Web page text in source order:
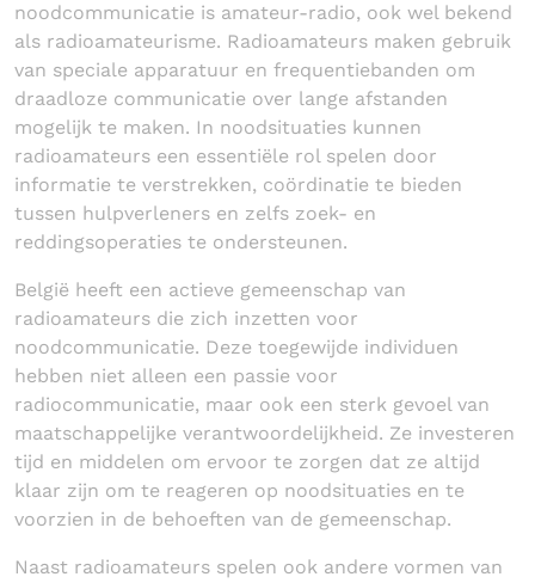
noodcommunicatie is amateur-radio, ook wel bekend
als radioamateurisme. Radioamateurs maken gebruik
van speciale apparatuur en frequentiebanden om
draadloze communicatie over lange afstanden
mogelijk te maken. In noodsituaties kunnen
radioamateurs een essentiële rol spelen door
informatie te verstrekken, coördinatie te bieden
tussen hulpverleners en zelfs zoek- en
reddingsoperaties te ondersteunen.
België heeft een actieve gemeenschap van
radioamateurs die zich inzetten voor
noodcommunicatie. Deze toegewijde individuen
hebben niet alleen een passie voor
radiocommunicatie, maar ook een sterk gevoel van
maatschappelijke verantwoordelijkheid. Ze investeren
tijd en middelen om ervoor te zorgen dat ze altijd
klaar zijn om te reageren op noodsituaties en te
voorzien in de behoeften van de gemeenschap.
Naast radioamateurs spelen ook andere vormen van